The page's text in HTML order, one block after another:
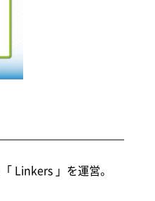
Linkers 」を運営。